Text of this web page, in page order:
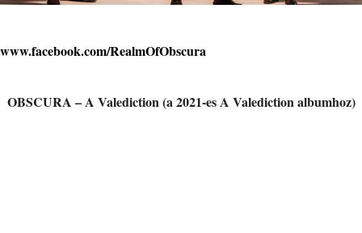
www.facebook.com/RealmOfObscura
OBSCURA – A Valediction (a 2021-es A Valediction albumhoz)